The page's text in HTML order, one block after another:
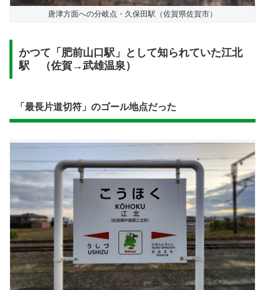
唐津方面への分岐点・久保田駅（佐賀県佐賀市）
かつて「肥前山口駅」として知られていた江北
駅 （佐賀→武雄温泉）
「最長片道切符」のゴール地点だった